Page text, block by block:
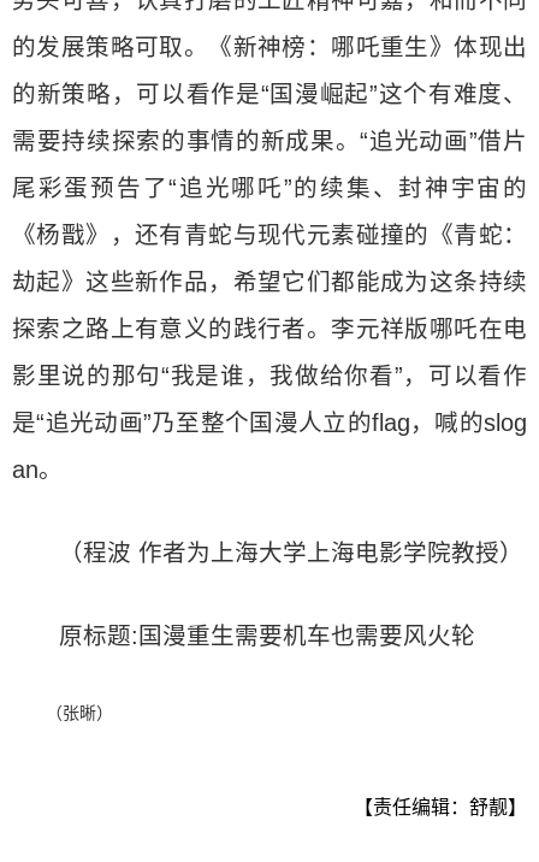
的发展策略可取。《新神榜：哪吒重生》体现出
的新策略，可以看作是“国漫崛起”这个有难度、
需要持续探索的事情的新成果。“追光动画”借片
尾彩蛋预告了“追光哪吒”的续集、封神宇宙的
《杨戬》，还有青蛇与现代元素碰撞的《青蛇：
劫起》这些新作品，希望它们都能成为这条持续
探索之路上有意义的践行者。李元祥版哪吒在电
影里说的那句“我是谁，我做给你看”，可以看作
是“追光动画”乃至整个国漫人立的flag，喊的slog
an。
（程波 作者为上海大学上海电影学院教授）
原标题:国漫重生需要机车也需要风火轮
（张晰）
【责任编辑：舒靓】